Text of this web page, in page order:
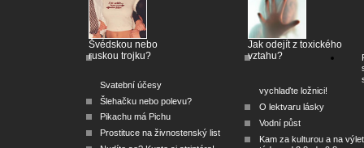
Švédskou nebo
ruskou trojku?
Svatební účesy
Šlehačku nebo polevu?
Pikachu má Pichu
Prostituce na živnostenský list
Jak odejít z toxického
vztahu?
vychlaďte ložnici!
O lektvaru lásky
Vodní půst
Kam za kulturou a na